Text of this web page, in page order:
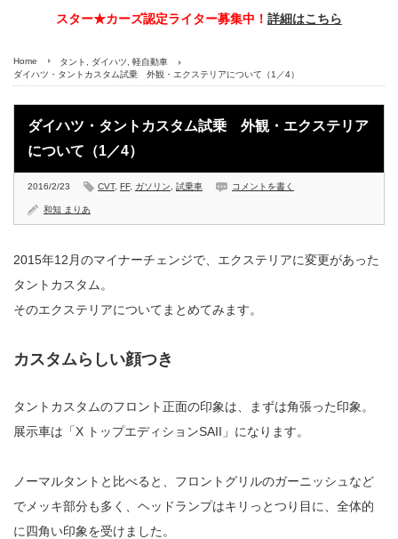
スター★カーズ認定ライター募集中！ 詳細はこちら
Home タント ダイハツ
軽自動車
ダイハツ・タントカスタム試乗 外観・エクステリアについて（1／4）
ダイハツ・タントカスタム試乗 外観・エクステリア
について（1／4）
2016/2/23 CVT, FF, ガソリン 試乗車 コメントを書く
和知 まりあ
2015年12月のマイナーチェンジで、エクステリアに変更があった
タントカスタム。
そのエクステリアについてまとめてみます。
カスタムらしい顔つき
タントカスタムのフロント正面の印象は、まずは角張った印象。
展示車は「X トップエディションSAII」になります。
ノーマルタントと比べると、フロントグリルのガーニッシュなど
でメッキ部分も多く、ヘッドランプはキリっとつり目に、全体的
に四角い印象を受けました。